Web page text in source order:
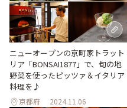
ニューオープンの京町家トラット
リア「BONSAI1877」で、旬の地
野菜を使ったピッツァ＆イタリア
料理を♪
京都府 2024.11.06